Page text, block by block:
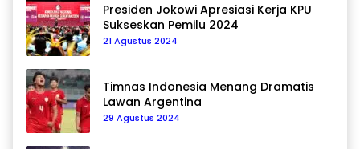
Presiden Jokowi Apresiasi Kerja KPU
Sukseskan Pemilu 2024
21 Agustus 2024
Timnas Indonesia Menang Dramatis
Lawan Argentina
29 Agustus 2024